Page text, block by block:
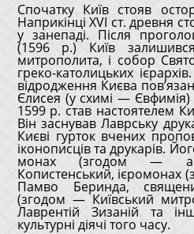
Спочатку Київ стояв
Наприкінці XVI ст. древня
у занепаді. Після
(1596 р.) Київ
митрополита, і собор
греко-католицьких
відродження Києва
Єлисея (у схимі —
1599 р. став настоятелем
Він заснував Лаврську
Києві гурток вчених
іконописців та друкарів.
монах (згодом —
Копистенський, ієромонах
Памво Беринда,
(згодом — Київський
Лаврентій Зизаній та
культурні діячі того часу.